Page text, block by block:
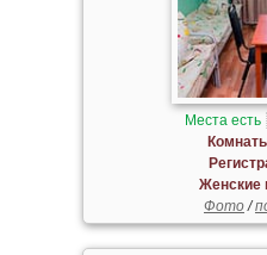
Места есть
Женские
Фото/